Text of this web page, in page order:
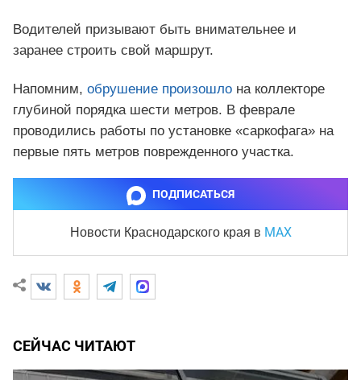
Водителей призывают быть внимательнее и
заранее строить свой маршрут.
Напомним, обрушение произошло на коллекторе
глубиной порядка шести метров. В феврале
проводились работы по установке «саркофага» на
первые пять метров поврежденного участка.
ПОДПИСАТЬСЯ
Новости Краснодарского края в MAX
СЕЙЧАС ЧИТАЮТ